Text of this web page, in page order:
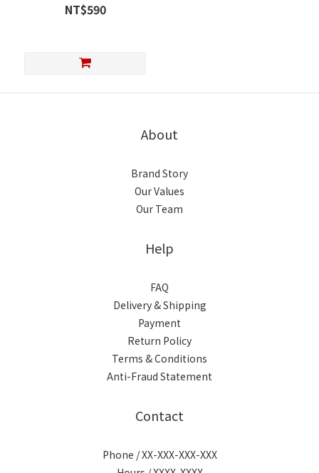
NT$590
About
Brand Story
Our Values
Our Team
Help
FAQ
Delivery & Shipping
Payment
Return Policy
Terms & Conditions
Anti-Fraud Statement
Contact
Phone / XX-XXX-XXX-XXX